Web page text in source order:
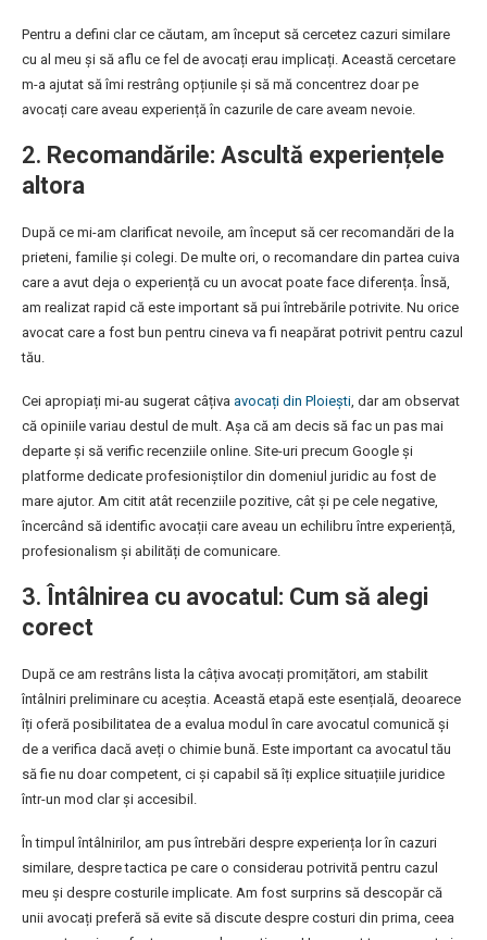
Pentru a defini clar ce căutam, am început să cercetez cazuri similare
cu al meu și să aflu ce fel de avocați erau implicați. Această cercetare
m-a ajutat să îmi restrâng opțiunile și să mă concentrez doar pe
avocați care aveau experiență în cazurile de care aveam nevoie.
2. Recomandările: Ascultă experiențele
altora
După ce mi-am clarificat nevoile, am început să cer recomandări de la
prieteni, familie și colegi. De multe ori, o recomandare din partea cuiva
care a avut deja o experiență cu un avocat poate face diferența. Însă,
am realizat rapid că este important să pui întrebările potrivite. Nu orice
avocat care a fost bun pentru cineva va fi neapărat potrivit pentru cazul
tău.
Cei apropiați mi-au sugerat câțiva avocați din Ploiești , dar am observat
că opiniile variau destul de mult. Așa că am decis să fac un pas mai
departe și să verific recenziile online. Site-uri precum Google și
platforme dedicate profesioniștilor din domeniul juridic au fost de
mare ajutor. Am citit atât recenziile pozitive, cât și pe cele negative,
încercând să identific avocații care aveau un echilibru între experiență,
profesionalism și abilități de comunicare.
3. Întâlnirea cu avocatul: Cum să alegi
corect
După ce am restrâns lista la câțiva avocați promițători, am stabilit
întâlniri preliminare cu aceștia. Această etapă este esențială, deoarece
îți oferă posibilitatea de a evalua modul în care avocatul comunică și
de a verifica dacă aveți o chimie bună. Este important ca avocatul tău
să fie nu doar competent, ci și capabil să îți explice situațiile juridice
într-un mod clar și accesibil.
În timpul întâlnirilor, am pus întrebări despre experiența lor în cazuri
similare, despre tactica pe care o considerau potrivită pentru cazul
meu și despre costurile implicate. Am fost surprins să descopăr că
unii avocați preferă să evite să discute despre costuri din prima, ceea